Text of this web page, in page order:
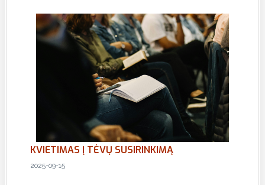
KVIETIMAS Į TĖVŲ SUSIRINKIMĄ
2025-09-15